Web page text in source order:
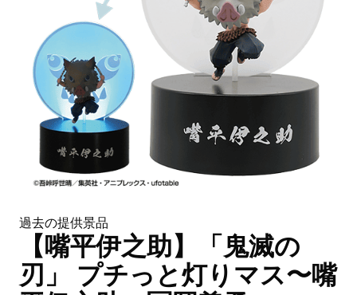
過去の提供景品
【嘴平伊之助】「鬼滅の
刃」 プチっと灯りマス〜嘴